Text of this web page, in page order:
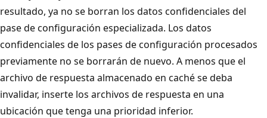
resultado, ya no se borran los datos confidenciales del
pase de configuración especializada. Los datos
confidenciales de los pases de configuración procesados
previamente no se borrarán de nuevo. A menos que el
archivo de respuesta almacenado en caché se deba
invalidar, inserte los archivos de respuesta en una
ubicación que tenga una prioridad inferior.